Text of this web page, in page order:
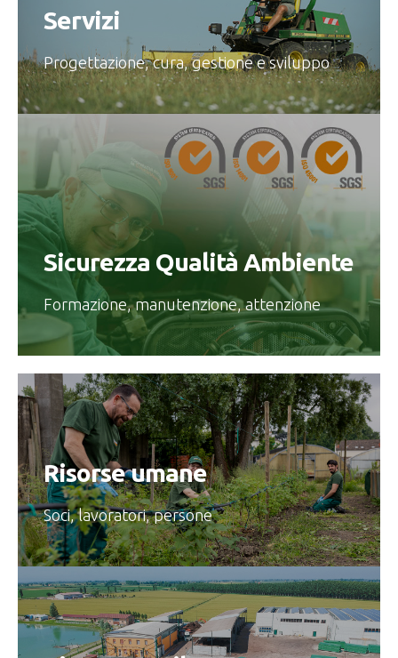
Servizi
Progettazione, cura, gestione e sviluppo
Sicurezza Qualità Ambiente
Formazione, manutenzione, attenzione
Risorse umane
Soci, lavoratori, persone